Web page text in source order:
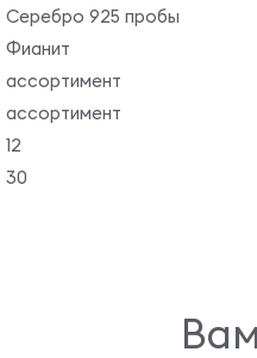
Серебро 925 пробы
Фианит
ассортимент
ассортимент
12
30